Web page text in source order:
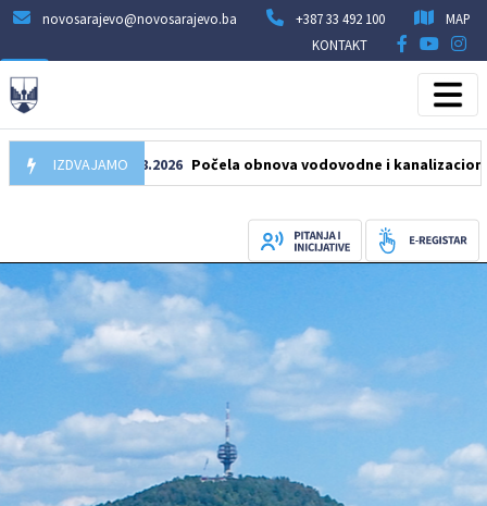
novosarajevo@novosarajevo.ba +387 33 492 100
MAP
KONTAKT
IZDVAJAMO
05.08.2026 Počela obnova vodovodne i kanalizacione